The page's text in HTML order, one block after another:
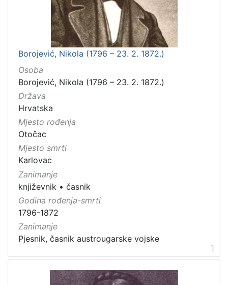
Borojević, Nikola (1796 – 23. 2. 1872.)
Osoba
Borojević, Nikola (1796 – 23. 2. 1872.)
Država
Hrvatska
Mjesto rođenja
Otočac
Mjesto smrti
Karlovac
Zanimanje
književnik • časnik
Godina rođenja-smrti
1796-1872
Zanimanje
Pjesnik, časnik austrougarske vojske
1